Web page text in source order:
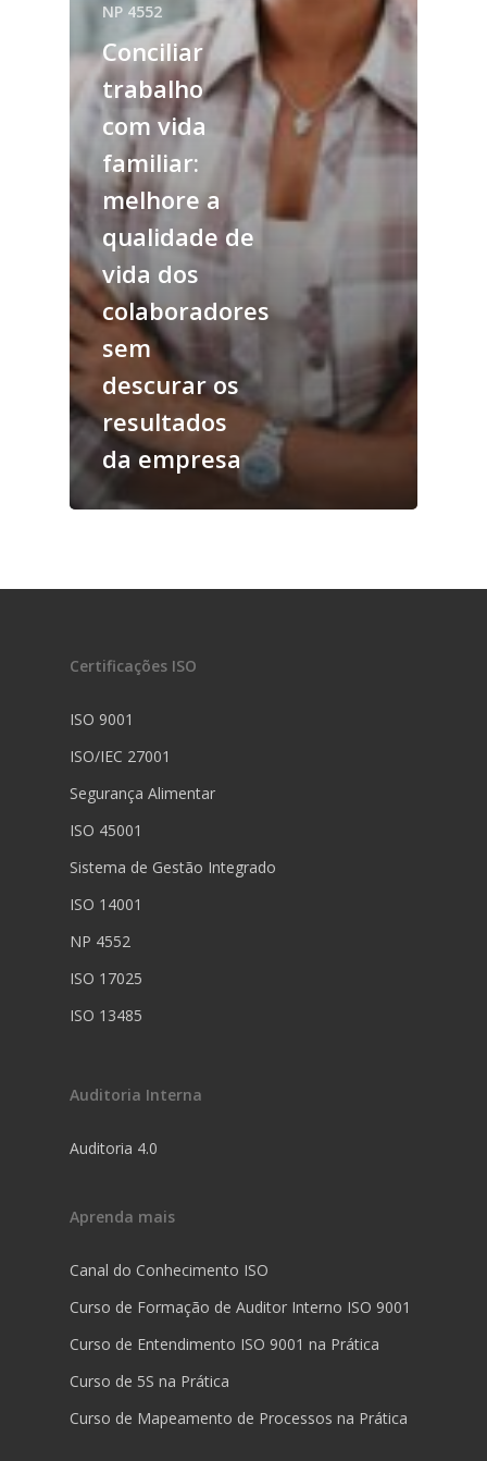
NP 4552
Conciliar
trabalho
com vida
familiar:
melhore a
qualidade de
vida dos
colaboradores
sem
descurar os
resultados
da empresa
Certificações ISO
ISO 9001
ISO/IEC 27001
Segurança Alimentar
ISO 45001
Sistema de Gestão Integrado
ISO 14001
NP 4552
ISO 17025
ISO 13485
Auditoria Interna
Auditoria 4.0
Aprenda mais
Canal do Conhecimento ISO
Curso de Formação de Auditor Interno ISO 9001
Curso de Entendimento ISO 9001 na Prática
Curso de 5S na Prática
Curso de Mapeamento de Processos na Prática